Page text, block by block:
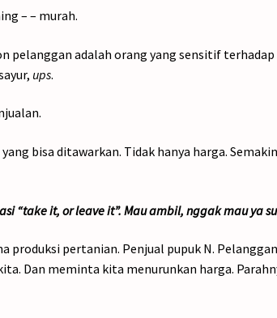
– – murah.
pelanggan adalah orang yang sensitif terhadap
ups.
bisa ditawarkan. Tidak hanya harga.
“take it, or leave it”. Mau ambil, nggak mau ya
produksi pertanian. Penjual pupuk N.
Dan meminta kita menurunkan harga.